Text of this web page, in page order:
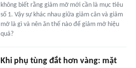
không biết rằng giảm mỡ mới cần là mục tiêu
số 1. Vậy sự khác nhau giữa giảm cân và giảm
mỡ là gì và nên ăn thế nào để giảm mỡ hiệu
quả?
Khi phụ tùng đắt hơn vàng: mặt